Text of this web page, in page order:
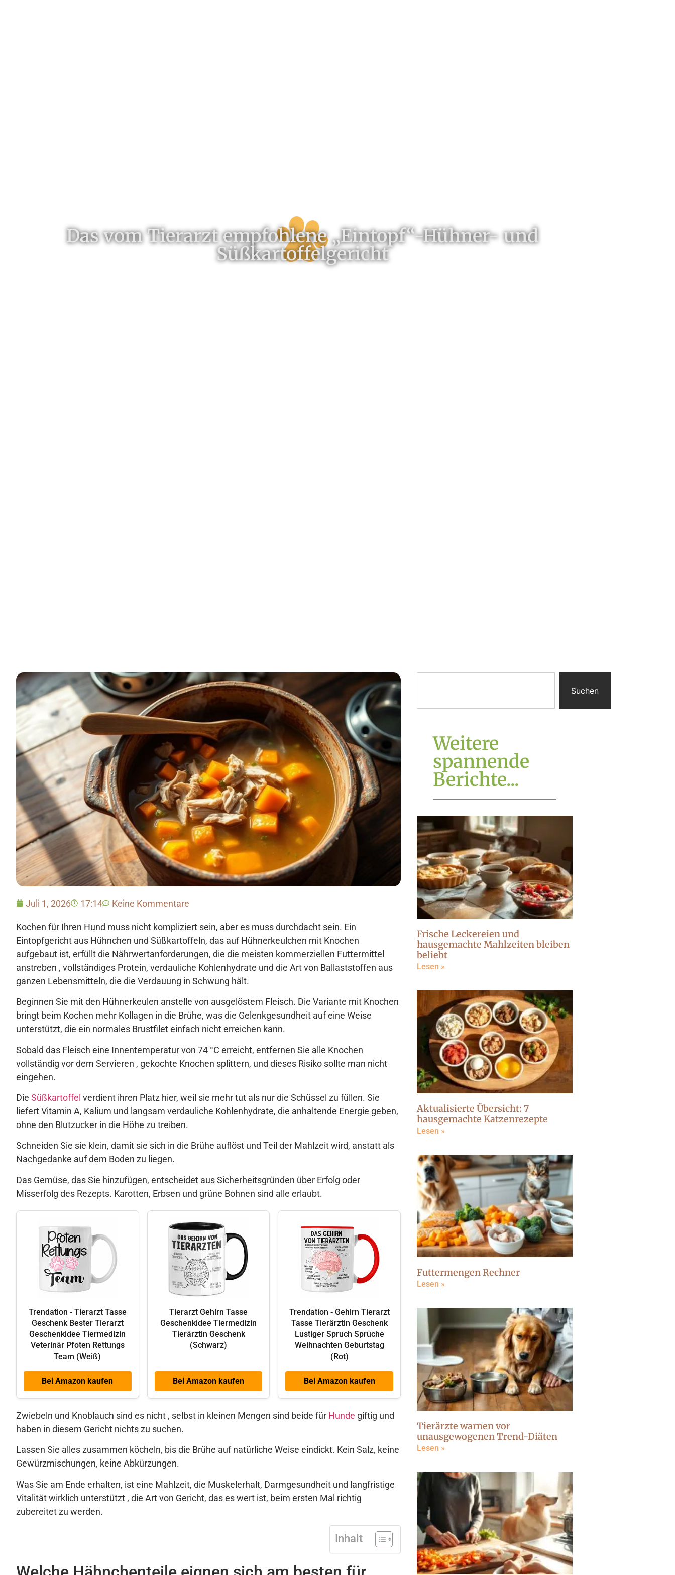
Das vom Tierarzt empfohlene „Eintopf“-Hühner- und
Süßkartoffelgericht
Juli 1, 2026 17:14 Keine Kommentare
Kochen für Ihren Hund muss nicht kompliziert sein, aber es muss durchdacht sein. Ein
Eintopfgericht aus Hühnchen und Süßkartoffeln, das auf Hühnerkeulchen mit Knochen
aufgebaut ist, erfüllt die Nährwertanforderungen, die die meisten kommerziellen Futtermittel
anstreben , vollständiges Protein, verdauliche Kohlenhydrate und die Art von Ballaststoffen aus
ganzen Lebensmitteln, die die Verdauung in Schwung hält.
Beginnen Sie mit den Hühnerkeulen anstelle von ausgelöstem Fleisch. Die Variante mit Knochen
bringt beim Kochen mehr Kollagen in die Brühe, was die Gelenkgesundheit auf eine Weise
unterstützt, die ein normales Brustfilet einfach nicht erreichen kann.
Sobald das Fleisch eine Innentemperatur von 74 °C erreicht, entfernen Sie alle Knochen
vollständig vor dem Servieren , gekochte Knochen splittern, und dieses Risiko sollte man nicht
eingehen.
Die Süßkartoffel verdient ihren Platz hier, weil sie mehr tut als nur die Schüssel zu füllen. Sie
liefert Vitamin A, Kalium und langsam verdauliche Kohlenhydrate, die anhaltende Energie geben,
ohne den Blutzucker in die Höhe zu treiben.
Schneiden Sie sie klein, damit sie sich in die Brühe auflöst und Teil der Mahlzeit wird, anstatt als
Nachgedanke auf dem Boden zu liegen.
Das Gemüse, das Sie hinzufügen, entscheidet aus Sicherheitsgründen über Erfolg oder
Misserfolg des Rezepts. Karotten, Erbsen und grüne Bohnen sind alle erlaubt.
Trendation - Tierarzt Tasse
Geschenk Bester Tierarzt
Geschenkidee Tiermedizin
Veterinär Pfoten Rettungs
Team (Weiß)
Bei Amazon kaufen
Tierarzt Gehirn Tasse
Geschenkidee Tiermedizin
Tierärztin Geschenk
(Schwarz)
Bei Amazon kaufen
Trendation - Gehirn Tierarzt
Tasse Tierärztin Geschenk
Lustiger Spruch Sprüche
Weihnachten Geburtstag
(Rot)
Bei Amazon kaufen
Zwiebeln und Knoblauch sind es nicht , selbst in kleinen Mengen sind beide für Hunde giftig und
haben in diesem Gericht nichts zu suchen.
Lassen Sie alles zusammen köcheln, bis die Brühe auf natürliche Weise eindickt. Kein Salz, keine
Gewürzmischungen, keine Abkürzungen.
Was Sie am Ende erhalten, ist eine Mahlzeit, die Muskelerhalt, Darmgesundheit und langfristige
Vitalität wirklich unterstützt , die Art von Gericht, das es wert ist, beim ersten Mal richtig
zubereitet zu werden.
Inhalt
Suchen
Weitere
spannende
Berichte...
Frische Leckereien und
hausgemachte Mahlzeiten bleiben
beliebt
Lesen »
Aktualisierte Übersicht: 7
hausgemachte Katzenrezepte
Lesen »
Futtermengen Rechner
Lesen »
Tierärzte warnen vor
unausgewogenen Trend-Diäten
Lesen »